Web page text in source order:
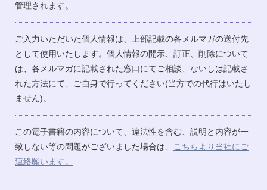
管理されます。
ご入力いただいた個人情報は、上部記載の各メルマガの送付先
として使用いたします。個人情報の開示、訂正、削除について
は、各メルマガに記載された窓口にてご相談、ないしは記載さ
れた方法にて、ご自身で行ってください(当方での代行はいたし
ません)。
この電子書籍の内容について、違法性を含む、説明と内容が一
致しない等の問題がございました場合は、
こちらより当社にご
連絡願います。